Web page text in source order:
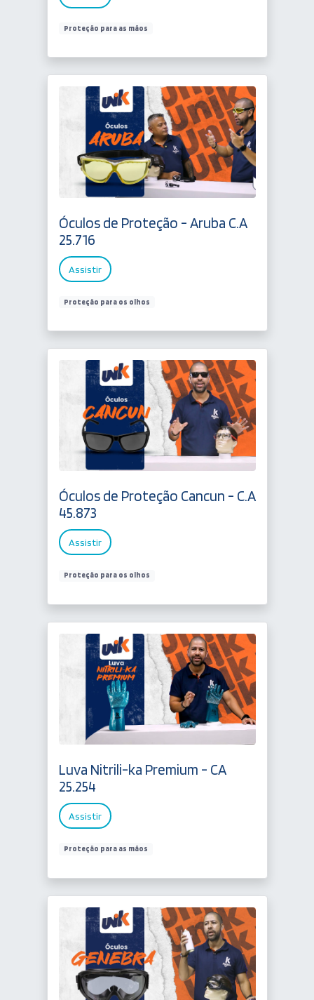
Proteção para as mãos
Óculos de Proteção - Aruba C.A
25.716
Assistir
Proteção para os olhos
Óculos de Proteção Cancun - C.A
45.873
Assistir
Proteção para os olhos
Luva Nitrili-ka Premium - CA
25.254
Assistir
Proteção para as mãos